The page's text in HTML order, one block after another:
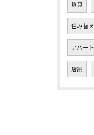
賃貸
住み替え
アパート
店舗